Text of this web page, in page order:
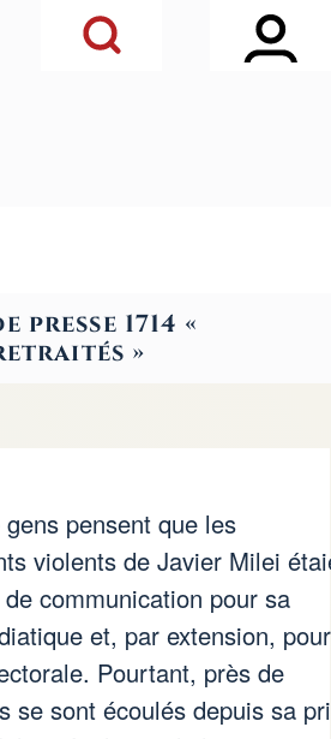
Open Sidebar
Open Search Block
actions supplémentaires
Main Menu
presse 1714 «
»
pensent que les
violents de Javier Milei
communication pour sa
et, par extension,
Pourtant, près de
se sont écoulés depuis sa